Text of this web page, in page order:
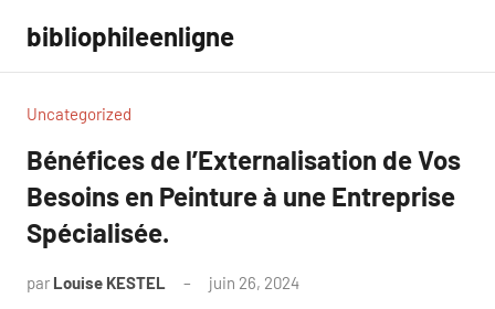
contenu
bibliophileenligne
Uncategorized
Bénéfices de l’Externalisation de Vos
Besoins en Peinture à une Entreprise
Spécialisée.
par Louise KESTEL juin 26, 2024